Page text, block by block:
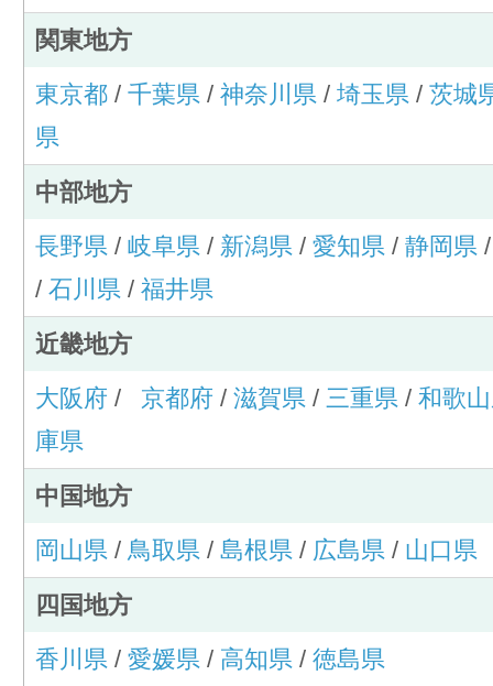
関東地方
東京都/ 千葉県/ 神奈川県/ 埼玉県/ 茨城
県
中部地方
長野県/ 岐阜県/ 新潟県/ 愛知県/ 静岡県
/ 石川県/ 福井県
近畿地方
大阪府 / 京都府 / 滋賀県/ 三重県/ 和歌
庫県
中国地方
岡山県/ 鳥取県/ 島根県/ 広島県/ 山口県
四国地方
香川県/ 愛媛県/ 高知県/ 徳島県